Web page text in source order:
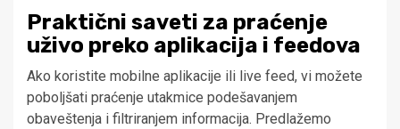
Praktični saveti za praćenje
uživo preko aplikacija i feedova
Ako koristite mobilne aplikacije ili live feed, vi možete
poboljšati praćenje utakmice podešavanjem
obaveštenja i filtriranjem informacija. Predlažemo